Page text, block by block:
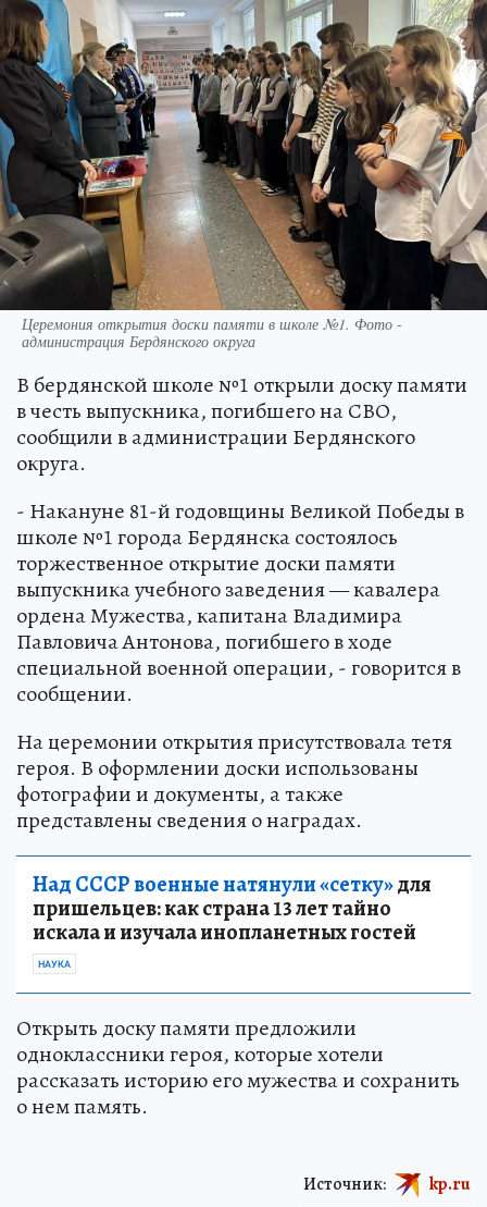
Церемония открытия доски памяти в школе №1. Фото -
администрация Бердянского округа
В бердянской школе №1 открыли доску памяти
в честь выпускника, погибшего на СВО,
сообщили в администрации Бердянского
округа.
- Накануне 81-й годовщины Великой Победы в
школе №1 города Бердянска состоялось
торжественное открытие доски памяти
выпускника учебного заведения — кавалера
ордена Мужества, капитана Владимира
Павловича Антонова, погибшего в ходе
специальной военной операции, - говорится в
сообщении.
На церемонии открытия присутствовала тетя
героя. В оформлении доски использованы
фотографии и документы, а также
представлены сведения о наградах.
Над СССР военные натянули «сетку»для
пришельцев: как страна 13 лет тайно
искала и изучала инопланетных гостей
НАУКА
Открыть доску памяти предложили
одноклассники героя, которые хотели
рассказать историю его мужества и сохранить
о нем память.
Источник: kp.ru